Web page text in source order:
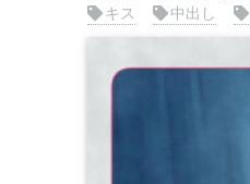
キス
中出し